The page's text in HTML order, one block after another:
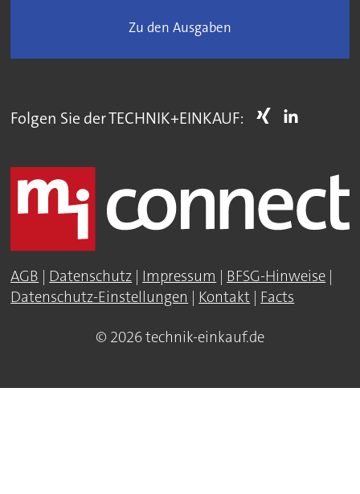
Zu den Ausgaben
Folgen Sie der TECHNIK+EINKAUF:
AGB | Datenschutz | Impressum | BFSG-Hinweise |
Datenschutz-Einstellungen | Kontakt | Facts
© 2026 technik-einkauf.de